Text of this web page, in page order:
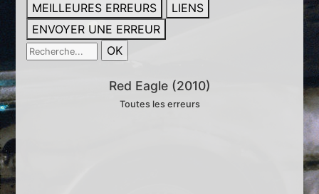
MEILLEURES ERREURS
LIENS
ENVOYER UNE ERREUR
Red Eagle (2010)
Toutes les erreurs